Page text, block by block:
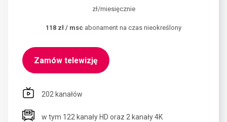
zł/miesięcznie
118 zł / msc abonament na czas nieokreślony
Zamów telewizję
202 kanałów
w tym 122 kanały HD oraz 2 kanały 4K